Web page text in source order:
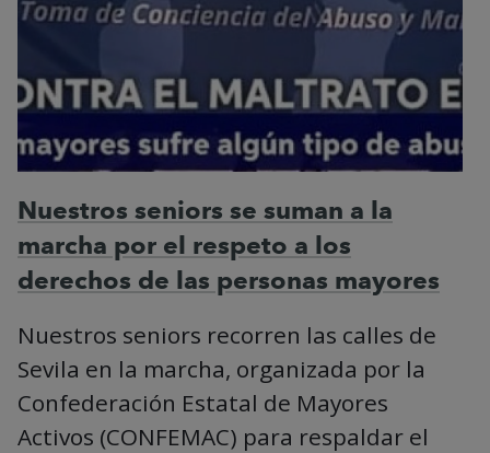
Nuestros seniors se suman a la
marcha por el respeto a los
derechos de las personas mayores
Nuestros seniors recorren las calles de
Sevila en la marcha, organizada por la
Confederación Estatal de Mayores
Activos (CONFEMAC) para respaldar el